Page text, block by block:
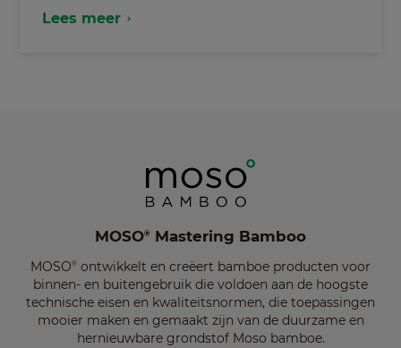
Lees meer
MOSO® Mastering Bamboo
MOSO® ontwikkelt en creëert bamboe producten voor
binnen- en buitengebruik die voldoen aan de hoogste
technische eisen en kwaliteitsnormen, die toepassingen
mooier maken en gemaakt zijn van de duurzame en
hernieuwbare grondstof Moso bamboe.